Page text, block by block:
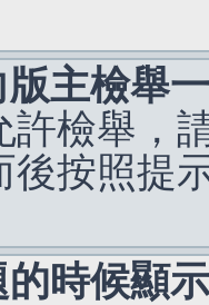
主檢舉
許檢舉，
後按照提
時候顯